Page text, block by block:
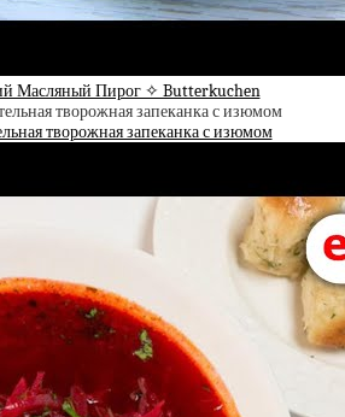
Масляный Пирог ✧ Butterkuchen
творожная запеканка с изюмом